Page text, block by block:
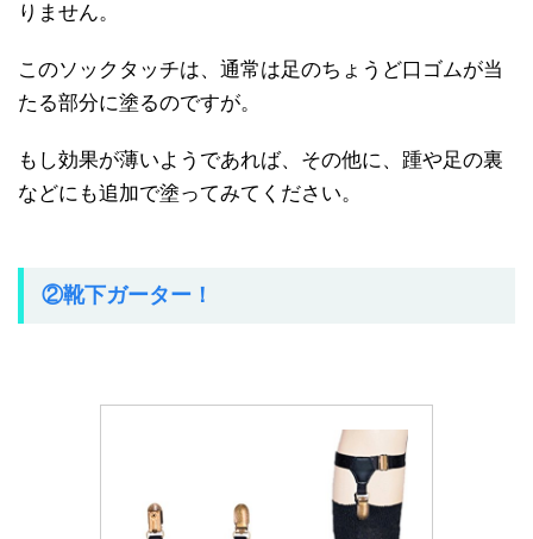
りません。
このソックタッチは、通常は足のちょうど口ゴムが当
たる部分に塗るのですが。
もし効果が薄いようであれば、その他に、踵や足の裏
などにも追加で塗ってみてください。
②靴下ガーター！